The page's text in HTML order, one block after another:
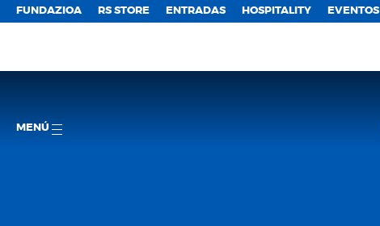
FUNDAZIOA RS STORE ENTRADAS HOSPITALITY EVENTOS
MENÚ